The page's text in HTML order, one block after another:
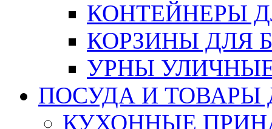
КОНТЕЙНЕРЫ
КОРЗИНЫ ДЛЯ
УРНЫ
ПОСУДА И ТОВАРЫ
КУХОННЫЕ